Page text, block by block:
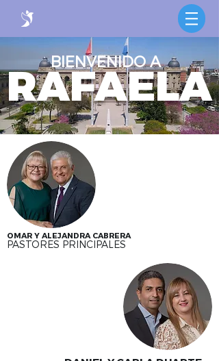
RAFAELA
BIENVENIDO A
OMAR Y ALEJANDRA CABRERA
PASTORES PRINCIPALES